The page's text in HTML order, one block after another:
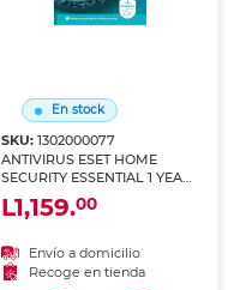
En stock
SKU: 1302000077
ANTIVIRUS ESET HOME
SECURITY ESSENTIAL 1 YEAR
1 DEVICES
L1,159.00
Envío a domicilio
Recoge en tienda